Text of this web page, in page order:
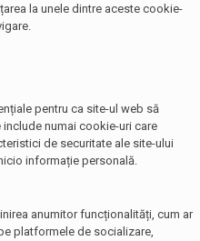
la unele dintre aceste cookie-
pentru ca site-ul web să
numai cookie-uri care
de securitate ale site-ului
informație personală.
anumitor funcționalități, cum ar
platformele de socializare,